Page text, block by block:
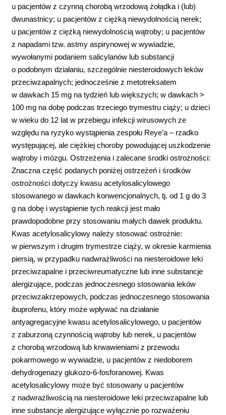
u pacjentów z czynną chorobą wrzodową żołądka i (lub)
dwunastnicy; u pacjentów z ciężką niewydolnością nerek;
u pacjentów z ciężką niewydolnością wątroby; u pacjentów
z napadami tzw. astmy aspirynowej w wywiadzie,
wywołanymi podaniem salicylanów lub substancji
o podobnym działaniu, szczególnie niesteroidowych leków
przeciwzapalnych; jednocześnie z metotreksatem
w dawkach 15 mg na tydzień lub większych; w dawkach >
100 mg na dobę podczas trzeciego trymestru ciąży; u dzieci
w wieku do 12 lat w przebiegu infekcji wirusowych ze
względu na ryzyko wystąpienia zespołu Reye’a – rzadko
występującej, ale ciężkiej choroby powodującej uszkodzenie
wątroby i mózgu. Ostrzeżenia i zalecane środki ostrożności:
Znaczna część podanych poniżej ostrzeżeń i środków
ostrożności dotyczy kwasu acetylosalicylowego
stosowanego w dawkach konwencjonalnych, tj. od 1 g do 3
g na dobę i wystąpienie tych reakcji jest mało
prawdopodobne przy stosowaniu małych dawek produktu.
Kwas acetylosalicylowy należy stosować ostrożnie:
w pierwszym i drugim trymestrze ciąży, w okresie karmienia
piersią, w przypadku nadwrażliwości na niesteroidowe leki
przeciwzapalne i przeciwreumatyczne lub inne substancje
alergizujące, podczas jednoczesnego stosowania leków
przeciwzakrzepowych, podczas jednoczesnego stosowania
ibuprofenu, który może wpływać na działanie
antyagregacyjne kwasu acetylosalicylowego, u pacjentów
z zaburzoną czynnością wątroby lub nerek, u pacjentów
z chorobą wrzodową lub krwawieniami z przewodu
pokarmowego w wywiadzie, u pacjentów z niedoborem
dehydrogenazy glukozo-6-fosforanowej. Kwas
acetylosalicylowy może być stosowany u pacjentów
z nadwrażliwością na niesteroidowe leki przeciwzapalne lub
inne substancje alergizujące wyłącznie po rozważeniu